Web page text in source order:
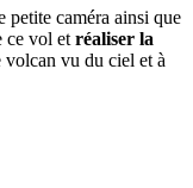
petite caméra ainsi que
ce vol et réaliser la
vu du ciel et à